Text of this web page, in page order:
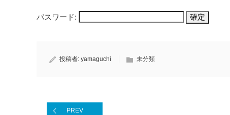
パスワード:
投稿者: yamaguchi 未分類
PREV